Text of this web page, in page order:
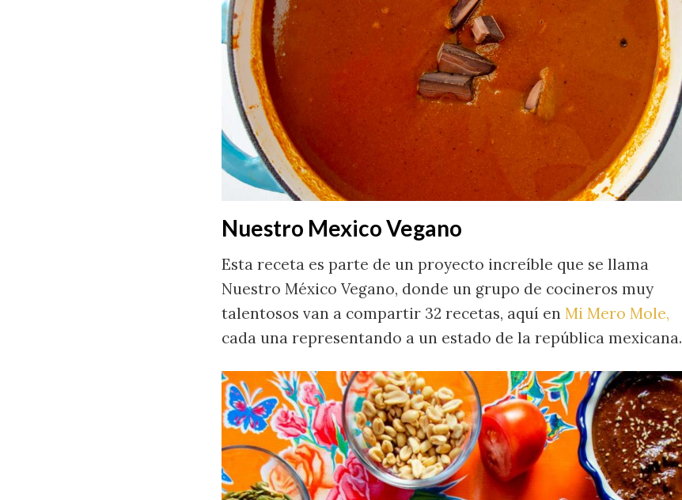
Nuestro Mexico Vegano
Esta receta es parte de un proyecto increíble que se llama
Nuestro México Vegano, donde un grupo de cocineros muy
talentosos van a compartir 32 recetas, aquí en Mi Mero Mole,
cada una representando a un estado de la república mexicana.